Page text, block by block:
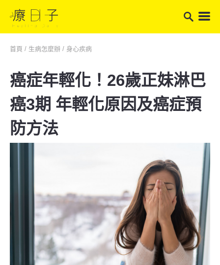
首頁 / 生病怎麼辦 / 身心疾病
癌症年輕化！26歲正妹淋巴
癌3期 年輕化原因及癌症預
防方法